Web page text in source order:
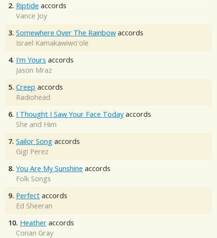
2. Riptide accords
Vance Joy
3. Somewhere Over The Rainbow accords
Israel Kamakawiwo'ole
4. I'm Yours accords
Jason Mraz
5. Creep accords
Radiohead
6. I Thought I Saw Your Face Today accords
She and Him
7. Sailor Song accords
Gigi Perez
8. You Are My Sunshine accords
Folk Songs
9. Perfect accords
Ed Sheeran
10. Heather accords
Conan Gray